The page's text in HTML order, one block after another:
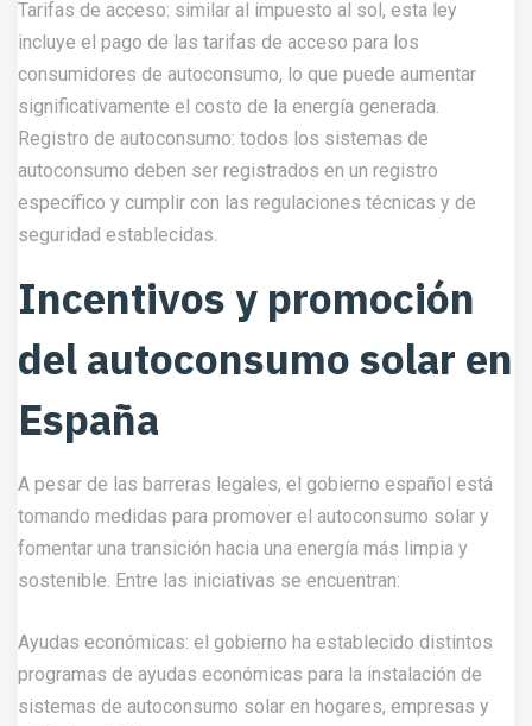
Tarifas de acceso: similar al impuesto al sol, esta ley
incluye el pago de las tarifas de acceso para los
consumidores de autoconsumo, lo que puede aumentar
significativamente el costo de la energía generada.
Registro de autoconsumo: todos los sistemas de
autoconsumo deben ser registrados en un registro
específico y cumplir con las regulaciones técnicas y de
seguridad establecidas.
Incentivos y promoción
del autoconsumo solar en
España
A pesar de las barreras legales, el gobierno español está
tomando medidas para promover el autoconsumo solar y
fomentar una transición hacia una energía más limpia y
sostenible. Entre las iniciativas se encuentran:
Ayudas económicas: el gobierno ha establecido distintos
programas de ayudas económicas para la instalación de
sistemas de autoconsumo solar en hogares, empresas y